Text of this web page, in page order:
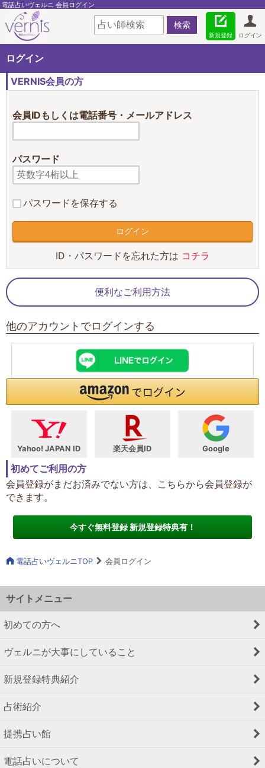
電話占いヴェルニ 会員ログイン
ログイン
新規登録
ログイン
VERNIS会員の方
会員IDもしくは電話番号・メールアドレス
パスワード
パスワードを保存する
ID・パスワードを忘れた方は コチラ
便利なご利用方法
他のアカウントでログインする
Yahoo! JAPAN ID 楽天会員ID Google
初めてご利用の方
会員登録がまだお済みでない方は、こちらから会員登録が
できます。
今すぐ無料登録 新規登録特典有！
電話占いヴェルニTOP 会員ログイン
サイトメニュー
初めての方へ
ヴェルニが大事にしていること
新規登録特典紹介
占術紹介
提携占い館
電話占いについて